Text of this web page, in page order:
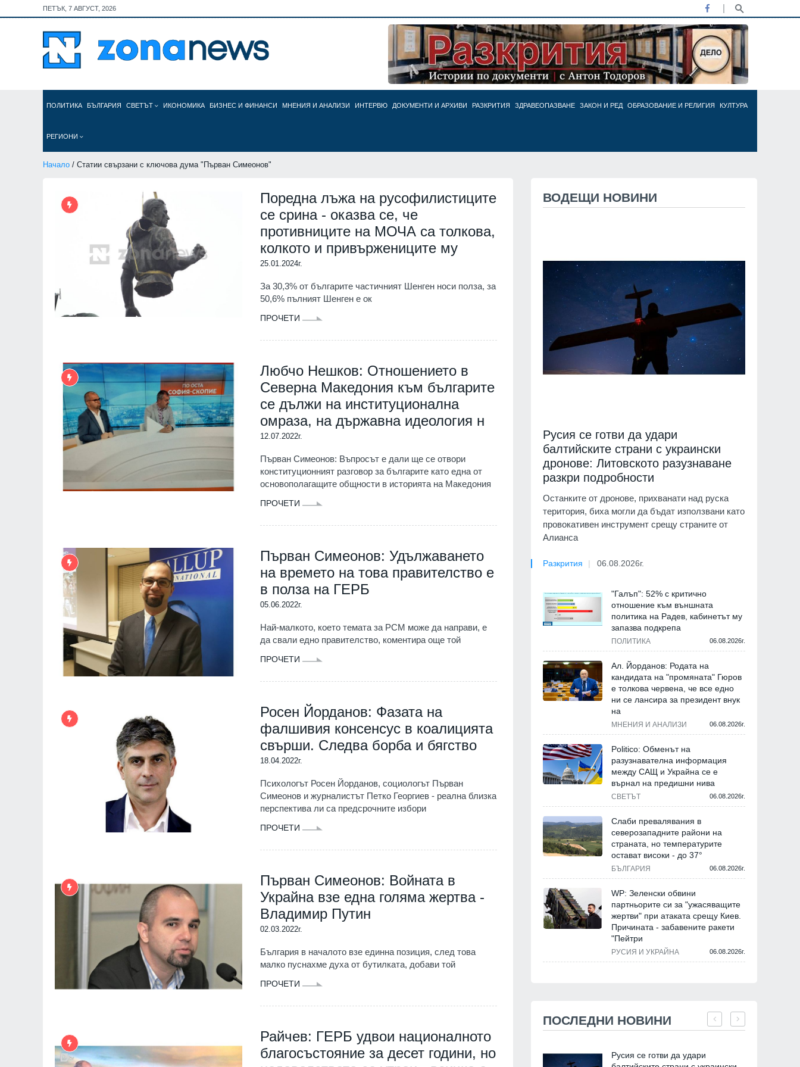
ПЕТЪК, 7 АВГУСТ, 2026
ПОЛИТИКА БЪЛГАРИЯ СВЕТЪТ ИКОНОМИКА БИЗНЕС И ФИНАНСИ МНЕНИЯ И АНАЛИЗИ ИНТЕРВЮ ДОКУМЕНТИ И АРХИВИ РАЗКРИТИЯ ЗДРАВЕОПАЗВАНЕ ЗАКОН И РЕД ОБРАЗОВАНИЕ И РЕЛИГИЯ КУЛТУРА
РЕГИОНИ
Начало / Статии свързани с ключова дума "Първан Симеонов"
Поредна лъжа на русофилистиците
се срина - оказва се, че
противниците на МОЧА са толкова,
колкото и привържениците му
25.01.2024г.
За 30,3% от българите частичният Шенген носи полза, за
50,6% пълният Шенген е ок
ПРОЧЕТИ
Любчо Нешков: Отношението в
Северна Македония към българите
се дължи на институционална
омраза, на държавна идеология н
12.07.2022г.
Първан Симеонов: Въпросът е дали ще се отвори
конституционният разговор за българите като една от
основополагащите общности в историята на Македония
ПРОЧЕТИ
Първан Симеонов: Удължаването
на времето на това правителство е
в полза на ГЕРБ
05.06.2022г.
Най-малкото, което темата за РСМ може да направи, е
да свали едно правителство, коментира още той
ПРОЧЕТИ
Росен Йорданов: Фазата на
фалшивия консенсус в коалицията
свърши. Следва борба и бягство
18.04.2022г.
Психологът Росен Йорданов, социологът Първан
Симеонов и журналистът Петко Георгиев - реална близка
перспектива ли са предсрочните избори
ПРОЧЕТИ
Първан Симеонов: Войната в
Украйна взе една голяма жертва -
Владимир Путин
02.03.2022г.
България в началото взе единна позиция, след това
малко пуснахме духа от бутилката, добави той
ПРОЧЕТИ
Райчев: ГЕРБ удвои националното
благосъстояние за десет години, но
ВОДЕЩИ НОВИНИ
Русия се готви да удари
балтийските страни с украински
дронове: Литовското разузнаване
разкри подробности
Останките от дронове, прихванати над руска
територия, биха могли да бъдат използвани като
провокативен инструмент срещу страните от
Алианса
Разкрития 06.08.2026г.
"Галъп": 52% с критично
отношение към външната
политика на Радев, кабинетът му
запазва подкрепа
ПОЛИТИКА 06.08.2026г.
Ал. Йорданов: Родата на
кандидата на "промяната" Гюров
е толкова червена, че все едно
ни се лансира за президент внук
на
МНЕНИЯ И АНАЛИЗИ 06.08.2026г.
Politico: Обменът на
разузнавателна информация
между САЩ и Украйна се е
върнал на предишни нива
СВЕТЪТ 06.08.2026г.
Слаби превалявания в
северозападните райони на
страната, но температурите
остават високи - до 37°
БЪЛГАРИЯ 06.08.2026г.
WP: Зеленски обвини
партньорите си за "ужасяващите
жертви" при атаката срещу Киев.
Причината - забавените ракети
"Пейтри
РУСИЯ И УКРАЙНА 06.08.2026г.
ПОСЛЕДНИ НОВИНИ
"Ловци" на педофили, всичките
Politico: Обменът на
Русия се готви да удари